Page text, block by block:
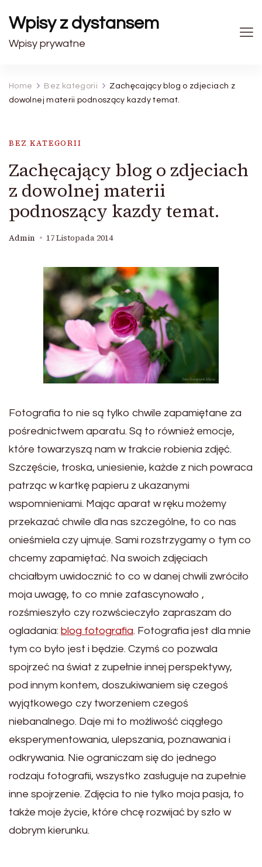
Wpisy z dystansem
Wpisy prywatne
Home Bez kategorii
Zachęcający blog o zdjeciach z
dowolnej materii podnoszący kazdy temat.
BEZ KATEGORII
Zachęcający blog o zdjeciach
z dowolnej materii
podnoszący kazdy temat.
Admin 17 Listopada 2014
Fotografia to nie są tylko chwile zapamiętane za
pośrednictwem aparatu. Są to również emocje,
które towarzyszą nam w trakcie robienia zdjęć.
Szczęście, troska, uniesienie, każde z nich powraca
patrząc w kartkę papieru z ukazanymi
wspomnieniami. Mając aparat w ręku możemy
przekazać chwile dla nas szczególne, to co nas
onieśmiela czy ujmuje. Sami rozstrzygamy o tym co
chcemy zapamiętać. Na swoich zdjęciach
chciałbym uwidocznić to co w danej chwili zwróciło
moja uwagę, to co mnie zafascynowało ,
rozśmieszyło czy rozwścieczyło zapraszam do
ogladania: blog fotografia. Fotografia jest dla mnie
tym co było jest i będzie. Czymś co pozwala
spojrzeć na świat z zupełnie innej perspektywy,
pod innym kontem, doszukiwaniem się czegoś
wyjątkowego czy tworzeniem czegoś
niebanalnego. Daje mi to możliwość ciągłego
eksperymentowania, ulepszania, poznawania i
odkrywania. Nie ograniczam się do jednego
rodzaju fotografii, wszystko zasługuje na zupełnie
inne spojrzenie. Zdjęcia to nie tylko moja pasja, to
także moje życie, które chcę rozwijać by szło w
dobrym kierunku.